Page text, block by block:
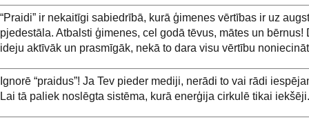
“Praidi” ir nekaitīgi sabiedrībā, kurā ģimenes vērtības ir uz
pjedestāla. Atbalsti ģimenes, cel godā tēvus, mātes un bērnus!
ideju aktīvāk un prasmīgāk, nekā to dara visu vērtību
Ignorē “praidus”! Ja Tev pieder mediji, nerādi to vai rādi
Lai tā paliek noslēgta sistēma, kurā enerģija cirkulē tikai iekšēji.